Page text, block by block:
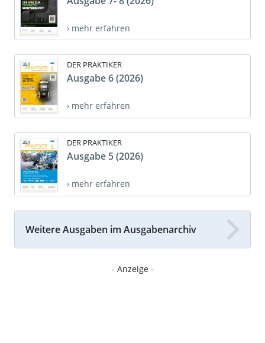
› mehr erfahren
DER PRAKTIKER
Ausgabe 6 (2026)
› mehr erfahren
DER PRAKTIKER
Ausgabe 5 (2026)
› mehr erfahren
Weitere Ausgaben im Ausgabenarchiv
- Anzeige -